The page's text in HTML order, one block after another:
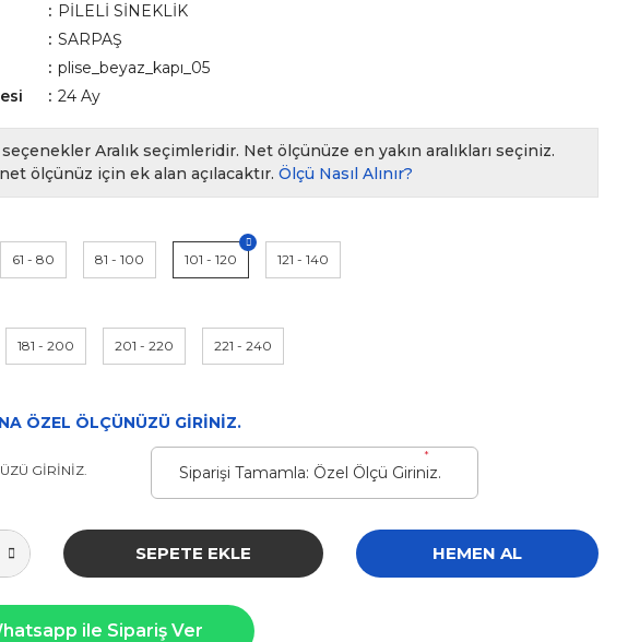
PİLELİ SİNEKLİK
SARPAŞ
plise_beyaz_kapı_05
24 Ay
seçenekler Aralık seçimleridir. Net ölçünüze en yakın aralıkları seçiniz.
ölçünüz için ek alan açılacaktır. Ölçü Nasıl Alınır?
61 - 80 81 - 100 101 - 120 121 - 140
181 - 200 201 - 220 221 - 240
ÖZEL ÖLÇÜNÜZÜ GİRİNİZ.
GİRİNİZ.
*
SEPETE EKLE HEMEN AL
ile Sipariş Ver